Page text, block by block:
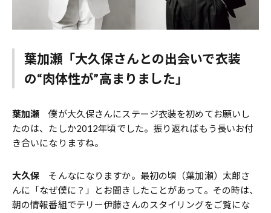
葉加瀬「大久保さんとの出会いで衣装
の“肉体性が”高まりました」
葉加瀬 僕が大久保さんにステージ衣装を初めてお願いし
たのは、たしか2012年頃でした。振り返ればもう長いお付
き合いになりますね。
大久保 そんなになりますか。最初の頃（葉加瀬）太郎さ
んに「なぜ僕に？」とお聞きしたことがあって。その時は、
朝の情報番組でテリー伊藤さんのスタイリングをご覧にな